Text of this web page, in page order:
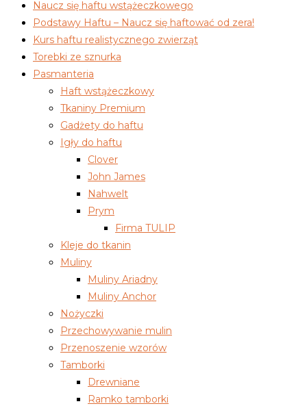
Naucz się haftu wstążeczkowego
Podstawy Haftu – Naucz się haftować od zera!
Kurs haftu realistycznego zwierząt
Torebki ze sznurka
Pasmanteria
Haft wstążeczkowy
Tkaniny Premium
Gadżety do haftu
Igły do haftu
Clover
John James
Nahwelt
Prym
Firma TULIP
Kleje do tkanin
Muliny
Muliny Ariadny
Muliny Anchor
Nożyczki
Przechowywanie mulin
Przenoszenie wzorów
Tamborki
Drewniane
Ramko tamborki